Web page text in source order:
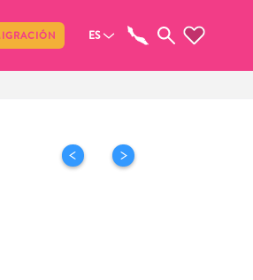
ES Compartir